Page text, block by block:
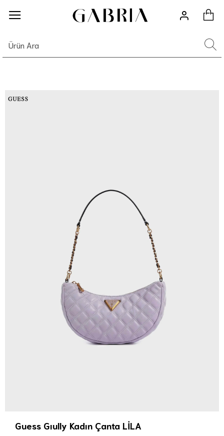
Guess Gıully Kadın Çanta LİLA